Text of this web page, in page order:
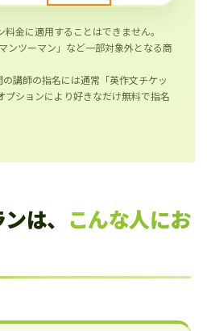
金に適用することはできません。
ンツーマン」など一部対象外となる商
講師の指名には通常「英作文チケッ
プションにより好きなだけ無料で指名
は、 こんな人にお